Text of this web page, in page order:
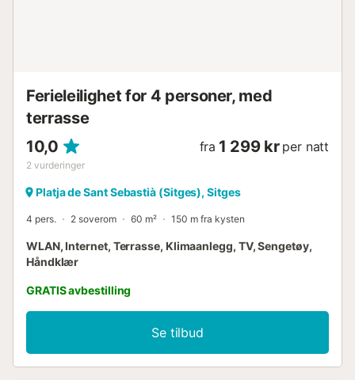
Ferieleilighet for 4 personer, med
terrasse
10,0
2 vurderinger
fra 1 299 kr per natt
Platja de Sant Sebastià (Sitges), Sitges
4 pers. 2 soverom 60 m² 150 m fra kysten
WLAN, Internet, Terrasse, Klimaanlegg, TV, Sengetøy,
Håndklær
GRATIS avbestilling
Se tilbud